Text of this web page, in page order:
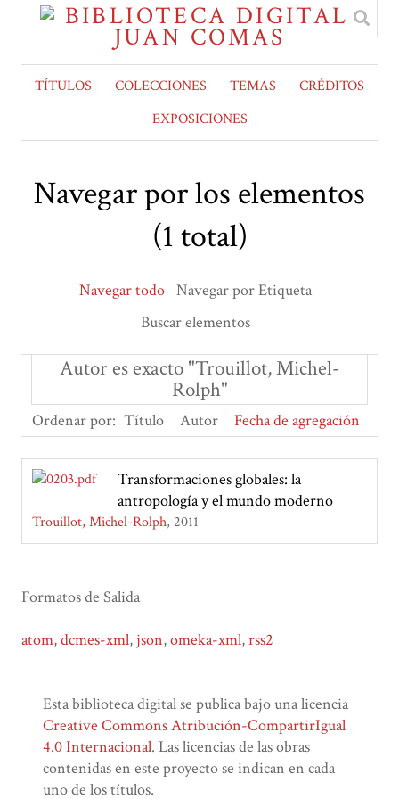
TÍTULOS COLECCIONES TEMAS
CRÉDITOS
EXPOSICIONES
Navegar por los elementos
(1 total)
Navegar todo Navegar por Etiqueta
Buscar elementos
Autor es exacto "Trouillot, Michel-
Rolph"
Ordenar por: Título Autor Fecha de agregación
Transformaciones globales: la
antropología y el mundo moderno
Trouillot, Michel-Rolph 2011
Formatos de Salida
atom,dcmes-xml, json,omeka-xml,rss2
Esta biblioteca digital se publica bajo una licencia
Creative Commons Atribución-CompartirIgual
4.0 Internacional. Las licencias de las obras
contenidas en este proyecto se indican en cada
uno de los títulos.